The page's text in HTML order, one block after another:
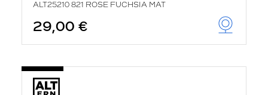
ALT25210 821 ROSE FUCHSIA MAT
29,00 €